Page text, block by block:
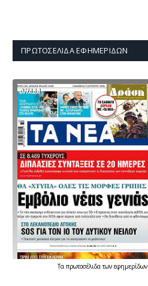
ΠΡΩΤΟΣΈΛΙΔΑ ΕΦΗΜΕΡΊΔΩΝ
Τα πρωτοσέλιδατων εφημερίδων